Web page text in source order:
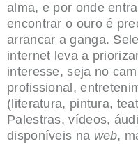
alma, e por onde
encontrar o ouro é
arrancar a ganga.
internet leva a
interesse, seja no
profissional,
(literatura, pintura,
Palestras, vídeos,
disponíveis na web,